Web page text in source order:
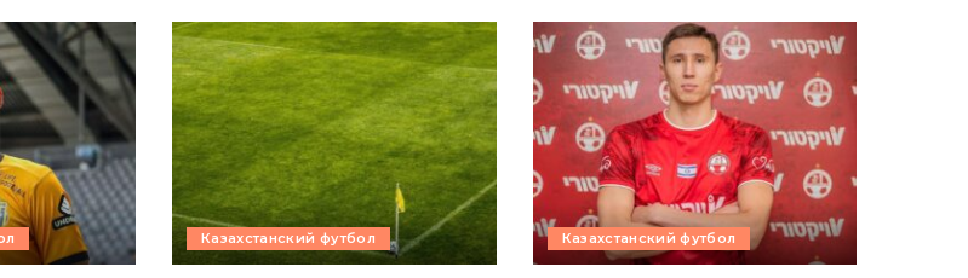
Казахстанский футбол Казахстанский футбол